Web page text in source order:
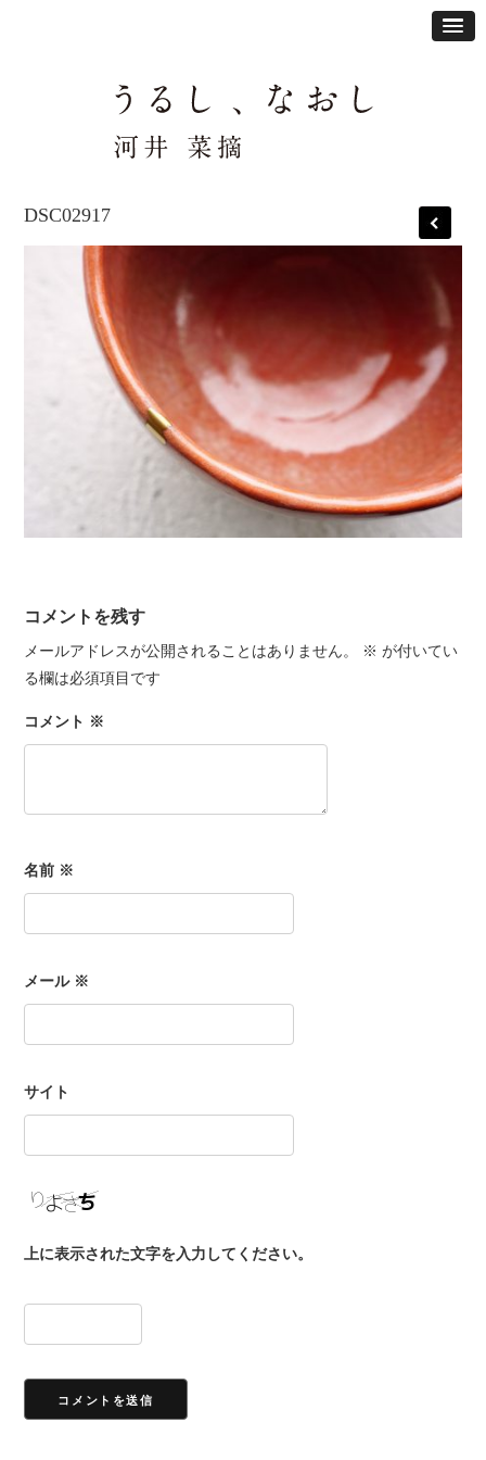
DSC02917
コメントを残す
メールアドレスが公開されることはありません。 ※ が付いてい
る欄は必須項目です
コメント ※
名前 ※
メール ※
サイト
上に表示された文字を入力してください。